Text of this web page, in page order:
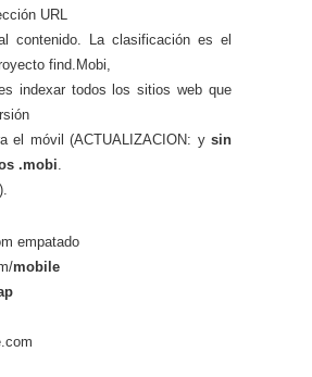
URL
contenido. La clasificación es el
find.Mobi,
indexar todos los sitios web que
el móvil (ACTUALIZACION: y sin
.mobi.
empatado
mobile